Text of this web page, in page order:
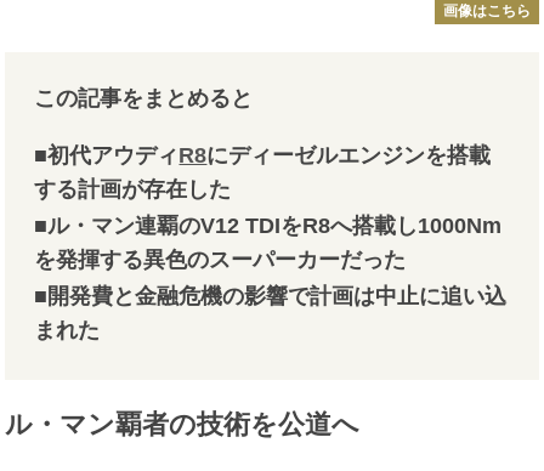
画像はこちら
この記事をまとめると
■初代アウディR8にディーゼルエンジンを搭載
する計画が存在した
■ル・マン連覇のV12 TDIをR8へ搭載し1000Nm
を発揮する異色のスーパーカーだった
■開発費と金融危機の影響で計画は中止に追い込
まれた
ル・マン覇者の技術を公道へ